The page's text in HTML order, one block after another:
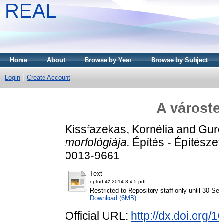
REAL
Home About Browse by Year Browse by Subject
Login Create Account
A
Kissfazekas, Kornélia and
morfológiája. Építés -
0013-9661
Text
eptud.42.2014.3-4.5.pdf
Restricted to Repository staff only until 30
Download (6MB)
Official URL: http://dx.doi.org/